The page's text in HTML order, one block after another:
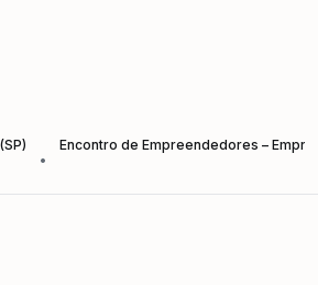
Encontro de Empreendedores – Empreender